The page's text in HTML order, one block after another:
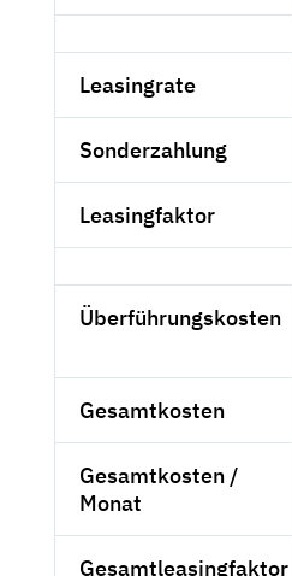
Leasingrate
Sonderzahlung
Leasingfaktor
Überführungskosten
Gesamtkosten
Gesamtkosten /
Monat
Gesamtleasingfaktor